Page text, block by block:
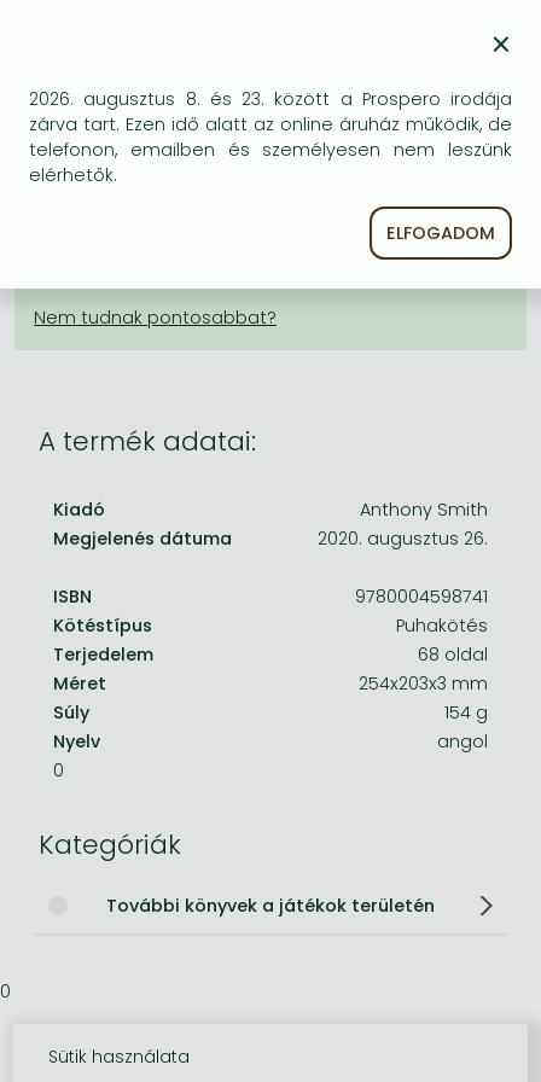
One-Punch Man manga
2 960 Ft
BESZEREZHETŐSÉG
egyszer keresni szerzővel és címmel. Ha nem talál
A termék adatai:
Kiadó
Anthony Smith
Megjelenés dátuma
2020. augusztus 26.
ISBN
9780004598741
Kötéstípus
Puhakötés
Terjedelem
68 oldal
Méret
254x203x3 mm
Súly
154 g
Nyelv
angol
0
Kategóriák
További könyvek a játékok területén
0
×
2026. augusztus 8. és 23. között a Prospero irodája
zárva tart. Ezen idő alatt az online áruház működik, de
telefonon, emailben és személyesen nem leszünk
elérhetők.
ELFOGADOM
Sütik használata